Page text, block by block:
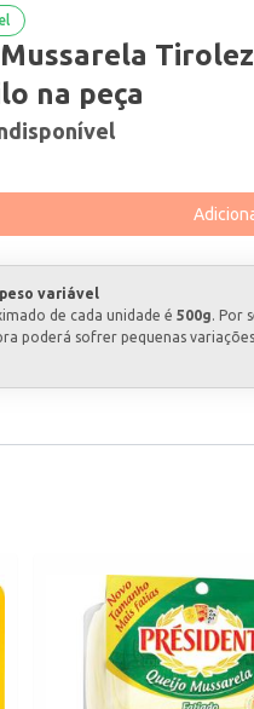
na peça
variável
de cada unidade é 500g. Por
poderá sofrer pequenas